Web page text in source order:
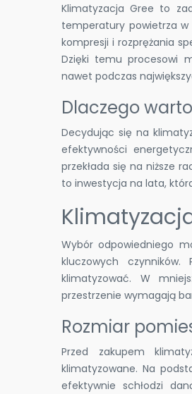
Klimatyzacja Gree to
temperatury powietrza w
kompresji i rozprężania
Dzięki temu procesowi
nawet podczas
Dlaczego
Decydując się na
efektywności
przekłada się na niższe
to inwestycja na lata,
Wybór odpowiedniego
kluczowych
klimatyzować. W
przestrzenie wymagają
Rozmiar
Przed zakupem
klimatyzowane. Na
efektywnie schłodzi